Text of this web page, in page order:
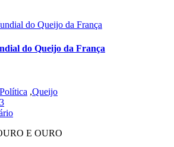
do Queijo da França
Política ,Queijo
E OURO